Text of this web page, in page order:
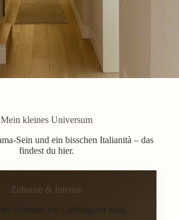
Mein kleines Universum
Sein und ein bisschen Italianità – das
findest du hier.
Zuhause & Interior
Wänden ein Lieblingsort wird.